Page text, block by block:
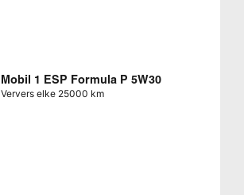
Mobil 1 ESP Formula P 5W30
Ververs elke 25000 km